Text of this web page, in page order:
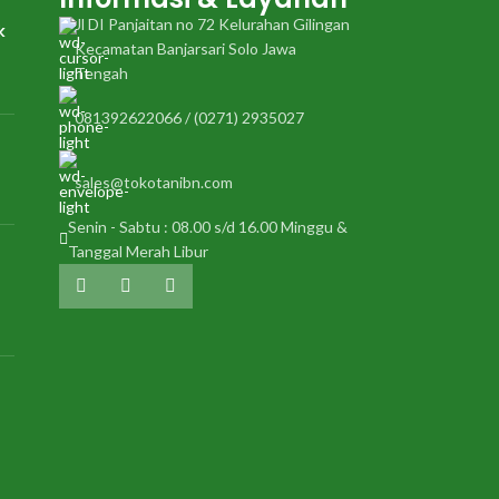
Jl DI Panjaitan no 72 Kelurahan Gilingan
Kecamatan Banjarsari Solo Jawa
Tengah
081392622066 / (0271) 2935027
sales@tokotanibn.com
Senin - Sabtu : 08.00 s/d 16.00 Minggu &
Tanggal Merah Libur